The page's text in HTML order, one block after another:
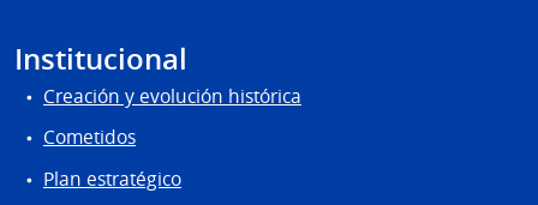
Institucional
Creación y evolución histórica
Cometidos
Plan estratégico